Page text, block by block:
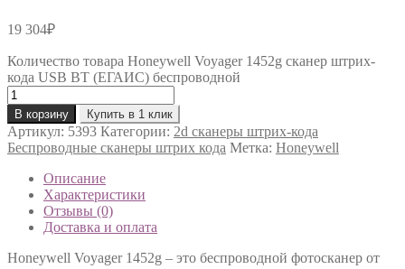
19 304₽
Количество товара Honeywell Voyager 1452g cканер штрих-
кода USB BT (ЕГАИС) беспроводной
В корзину Купить в 1 клик
Артикул: 5393 Категории: 2d сканеры штрих-кода
Беспроводные сканеры штрих кода Метка: Honeywell
Описание
Характеристики
Отзывы (0)
Доставка и оплата
Honeywell Voyager 1452g – это беспроводной фотосканер от